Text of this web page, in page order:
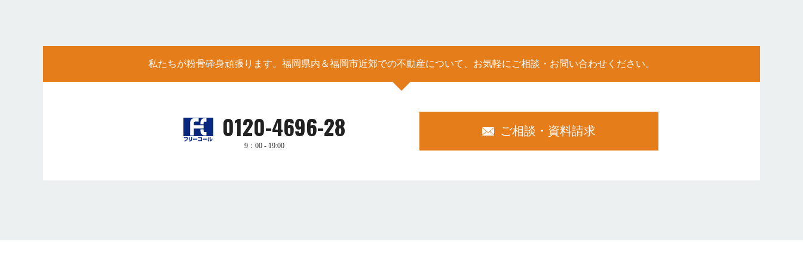
私たちが粉骨砕身頑張ります。福岡県内＆福岡市近郊での不動産について、お気軽にご相談・お問い合わせください。
0120-4696-28
9：00 - 19:00
ご相談・資料請求